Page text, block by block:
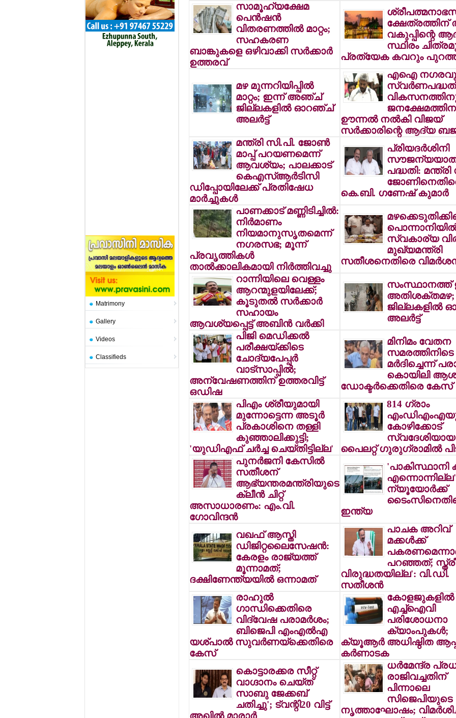
Matrimony
Gallery
Videos
Classifieds
സാമൂഹ്യക്ഷേമ
പെന്‍ഷന്‍
വിതരണത്തില്‍ മാറ്റം;
സഹകരണ
ബാങ്കുകളെ ഒഴിവാക്കി സര്‍ക്കാര്‍
ഉത്തരവ്
ക്ഷേത്രത്തിന്
വകുപ്പിന്റെ
സ്ഥിരം
പ്രത്യേക കവറും
മഴ മുന്നറിയിപ്പില്‍
മാറ്റം; ഇന്ന് അഞ്ച്
ജില്ലകളില്‍ ഓറഞ്ച്
അലര്‍ട്ട്
എഐ
ഊന്നല്‍ നല്‍കി വിജയ്
സര്‍ക്കാരിന്റെ ആദ്യ
മന്ത്രി സി.പി. ജോണ്‍
മാപ്പ് പറയണമെന്ന്
ആവശ്യം; പാലക്കാട്
കെഎസ്ആര്‍ടിസി
ഡിപ്പോയിലേക്ക് പ്രതിഷേധ
മാര്‍ച്ചുകള്‍
പ്രിയദര്‍ശിനി
പദ്ധതി: മന്ത്രി
കെ.ബി. ഗണേഷ് കുമാര്‍
പാണക്കാട് മണ്ണിടിച്ചില്‍:
നിര്‍മാണം
നിയമാനുസൃതമെന്ന്
നഗരസഭ; മൂന്ന്
പ്രവൃത്തികള്‍
താല്‍ക്കാലികമായി നിര്‍ത്തിവച്ചു
സ്വകാര്യ
മുഖ്യമന്ത്രി
സതീശനെതിരെ
റാന്നിയിലെ വെള്ളം
ആറന്മുളയിലേക്ക്;
കൂടുതല്‍ സര്‍ക്കാര്‍
സഹായം
ആവശ്യപ്പെട്ട് അബിന്‍ വര്‍ക്കി
സംസ്ഥാനത്ത്
അതിശക്തമഴ;
ജില്ലകളില്‍
അലര്‍ട്ട്
പിജി മെഡിക്കല്‍
പരീക്ഷയ്ക്കിടെ
ചോദ്യപേപ്പര്‍
വാട്സാപ്പില്‍;
അന്വേഷണത്തിന് ഉത്തരവിട്ട്
ഒഡിഷ
മിനിമം വേതന
സമരത്തിനിടെ
മര്‍ദിച്ചെന്ന്
കൊയിലി
ഡോക്ടര്‍ക്കെതിരെ കേസ്
പിഎം ശ്രീയുമായി
മുന്നോട്ടെന്ന അടൂര്‍
പ്രകാശിനെ തള്ളി
കുഞ്ഞാലിക്കുട്ടി;
'യുഡിഎഫ് ചര്‍ച്ച ചെയ്തിട്ടില്ല'
814 ഗ്രാം
കോഴിക്കോട്
പൈലറ്റ് ഗുരുഗ്രാമില്‍
പുനര്‍ജനി കേസില്‍
സതീശന്
ആഭ്യന്തരമന്ത്രിയുടെ
ക്ലീന്‍ ചിറ്റ്
അസാധാരണം: എം.വി.
ഗോവിന്ദന്‍
'പാകിസ്ഥാനി
ന്യൂയോര്‍ക്ക്
ഇന്ത്യ
വഖഫ് ആസ്തി
ഡിജിറ്റലൈസേഷന്‍:
കേരളം രാജ്യത്ത്
മൂന്നാമത്;
ദക്ഷിണേന്ത്യയില്‍ ഒന്നാമത്
പാചക അറിവ്
മക്കള്‍ക്ക്
പറഞ്ഞത്; സ്ത്രീ
വിരുദ്ധതയില്ല': വി.ഡി.
സതീശന്‍
രാഹുല്‍
ഗാന്ധിക്കെതിരെ
വിദ്വേഷ പരാമര്‍ശം;
ബിജെപി എംഎല്‍എ
യശ്പാല്‍ സുവര്‍ണയ്ക്കെതിരെ
കേസ്
കോളജുകളില്‍
എച്ച്ഐവി
പരിശോധനാ
ക്യാംപുകള്‍;
ക്യൂആര്‍ അധിഷ്ഠിത
കര്‍ണാടക
കൊട്ടാരക്കര സീറ്റ്
വാഗ്ദാനം ചെയ്ത്
സാബു ജേക്കബ്
ചതിച്ചു'; ട്വന്റി20 വിട്ട്
അഖില്‍ മാരാര്‍
ധര്‍മേന്ദ്ര
രാജിവച്ചതിന്
പിന്നാലെ
സിജെപിയുടെ
നൃത്താഘോഷം;